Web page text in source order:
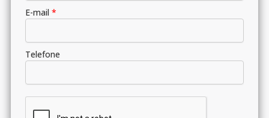
E-mail*
Telefone